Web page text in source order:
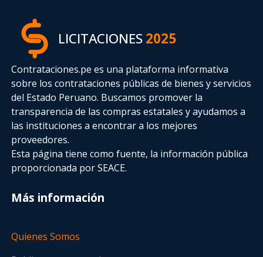
LICITACIONES2025
Contrataciones.pe es una plataforma informativa
sobre los contrataciones públicas de bienes y servicios
del Estado Peruano. Buscamos promover la
transparencia de las compras estatalesy ayudamos a
las instituciones a encontrar a los mejores
proveedores.
Esta página tiene como fuente, la información pública
proporcionada por SEACE.
Más información
Quienes Somos